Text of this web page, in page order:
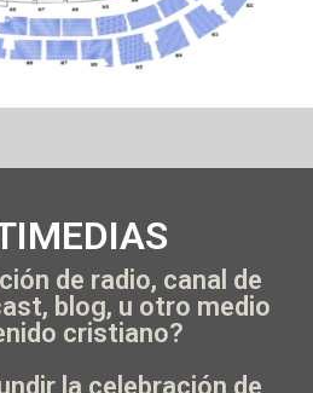
de radio, canal de
blog, u otro medio
cristiano?
la celebración de